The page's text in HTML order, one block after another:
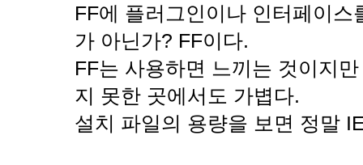
FF에 플러그인이나 인터페이
가 아닌가? FF이다.
FF는 사용하면 느끼는 것이지
지 못한 곳에서도 가볍다.
설치 파일의 용량을 보면 정말